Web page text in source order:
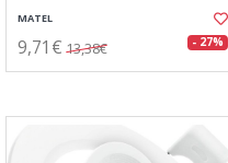
MATEL
9,71€ 13,38€ - 27%